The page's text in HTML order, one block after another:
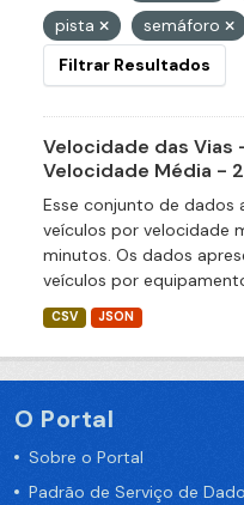
pista
semáforo
Filtrar Resultados
Velocidade das
Velocidade Média -
Esse conjunto de dados
veículos por velocidade
minutos. Os dados
veículos por
CSV JSON
O Portal
Sobre o Portal
Padrão de Serviço de